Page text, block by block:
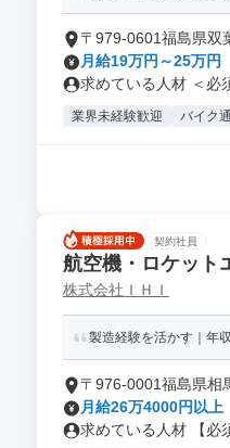
〒979-0601福島県双
月給19万円～25万円
求めている人材 ＜必
業界未経験歓迎 バイク
契約社員
航空機・ロケット
株式会社ＩＨＩ
製造経験を活かす｜年
〒976-0001福島県相
月給26万4000円以上
求めている人材 【必